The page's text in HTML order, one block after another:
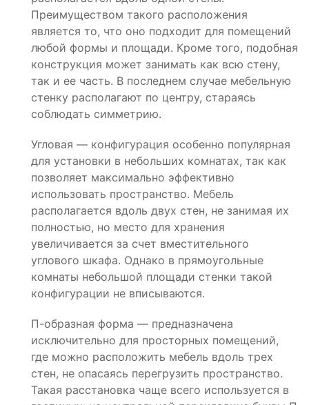
Преимуществом такого расположения
является то, что оно подходит для помещений
любой формы и площади. Кроме того, подобная
конструкция может занимать как всю стену,
так и ее часть. В последнем случае мебельную
стенку располагают по центру, стараясь
соблюдать симметрию.
Угловая — конфигурация особенно популярная
для установки в небольших комнатах, так как
позволяет максимально эффективно
использовать пространство. Мебель
располагается вдоль двух стен, не занимая их
полностью, но место для хранения
увеличивается за счет вместительного
углового шкафа. Однако в прямоугольные
комнаты небольшой площади стенки такой
конфигурации не вписываются.
П-образная форма — предназначена
исключительно для просторных помещений,
где можно расположить мебель вдоль трех
стен, не опасаясь перегрузить пространство.
Такая расстановка чаще всего используется в